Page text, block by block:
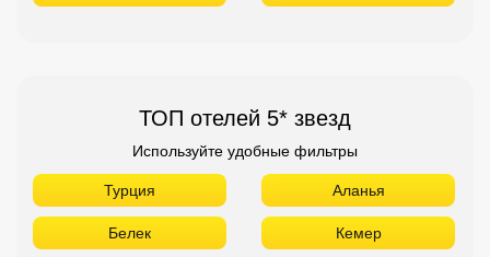
ТОП отелей 5* звезд
Используйте удобные фильтры
Турция Аланья
Белек Кемер